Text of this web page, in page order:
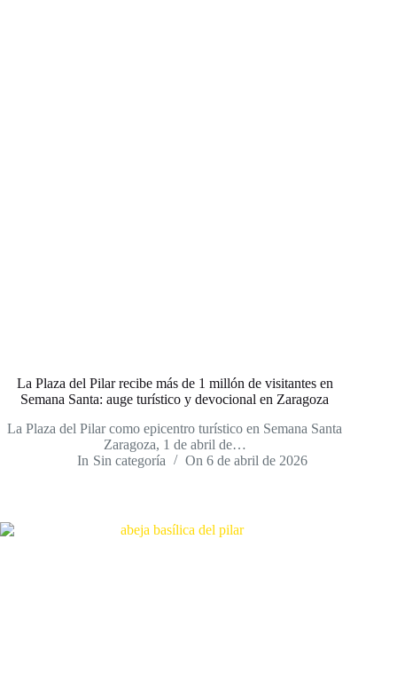
La Plaza del Pilar recibe más de 1 millón de visitantes en
Semana Santa: auge turístico y devocional en Zaragoza
La Plaza del Pilar como epicentro turístico en Semana Santa
Zaragoza, 1 de abril de…
In Sin categoría On 6 de abril de 2026